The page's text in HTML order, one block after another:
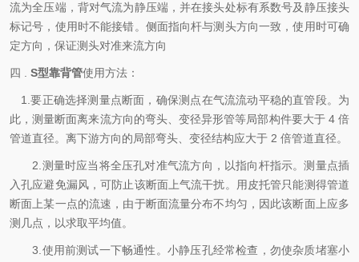
流为全压端，背对气流为静压端，并在接头处标有系数号及静压接头
标记号，使用时不能接错。侧面指向杆与测头方向一致，使用时可确
定方向，保证测头对准来流方向
四 . S型靠背管使用方法：
1.要正确选择测量点断面，确保测点在气流流动平稳的直管段。为
此，测量断面离来流方向的弯头、变径异形管等局部构件要大于 4 倍
管道直径。离下游方向的局部弯头、变径结构应大于 2 倍管道直径。
2.测量时应当将全压孔对准气流方向，以指向杆指示。测量点插
入孔应避免漏风，可防止该断面上气流干扰。用皮托管只能测得管道
断面上某一点的流速，由于断面流量分布不均匀，因此该断面上应多
测几点，以求取平均值。
3.使用前测试一下畅通性。小静压孔经常检查，勿使杂质堵塞小